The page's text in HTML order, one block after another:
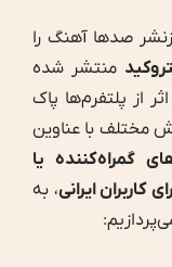
صدها آهنگ را
منتشر شده
از پلتفرم‌ها پاک
مختلف با عناوین
گمراه‌کننده یا
کاربران ایرانی، به